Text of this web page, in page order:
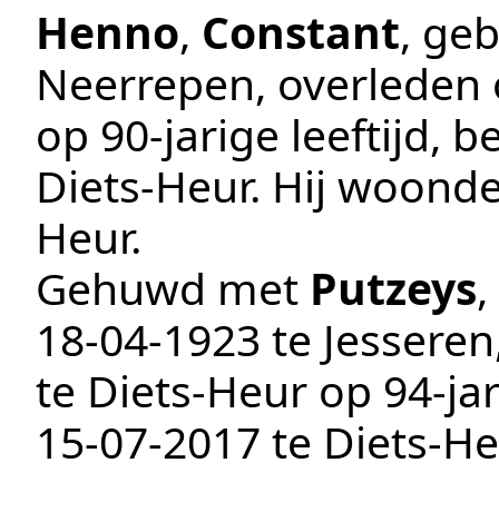
Henno, Constant,
Neerrepen,
op 90-jarige leeftijd,
Diets-Heur. Hij
Heur.
Gehuwd met Putzeys,
18‑04‑1923 te Jesseren
te Diets-Heur op 94-
15‑07‑2017 te Diets-